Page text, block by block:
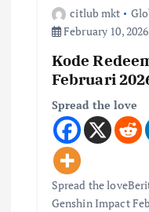
citlub mkt
February 10, 2026
Kode
Februari
Spread the love
Spread the
Genshin Impact